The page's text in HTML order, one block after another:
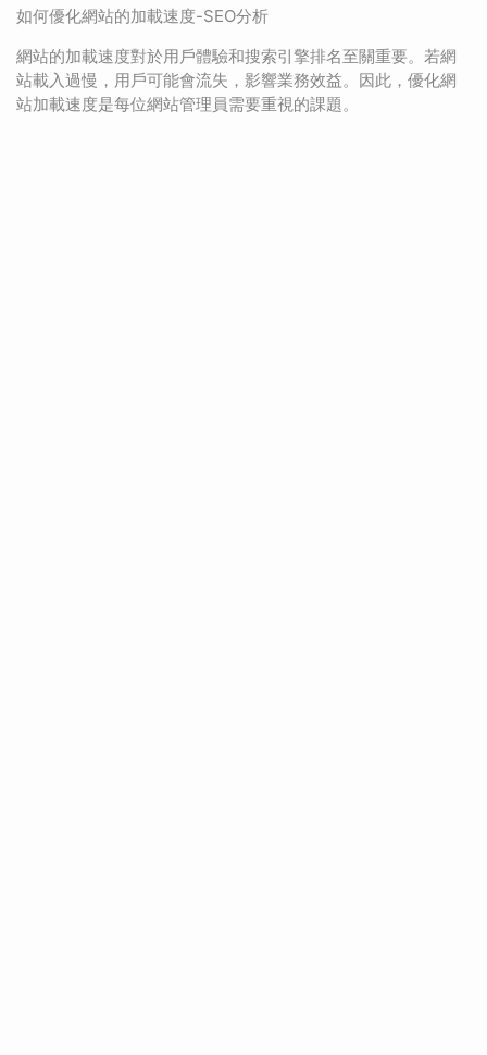
如何優化網站的加載速度-SEO分析
網站的加載速度對於用戶體驗和搜索引擎排名至關重要。若網
站載入過慢，用戶可能會流失，影響業務效益。因此，優化網
站加載速度是每位網站管理員需要重視的課題。